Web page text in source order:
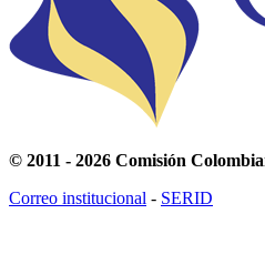
© 2011 - 2026 Comisión
Correo institucional - SERID